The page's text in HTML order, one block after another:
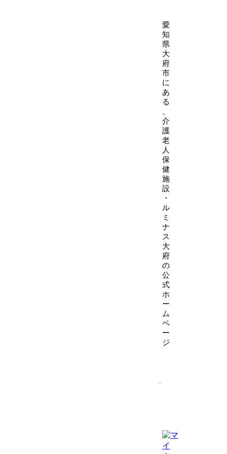
愛
知
県
大
府
市
に
あ
る
介
護
老
人
保
健
施
設
・
ル
ミ
ナ
ス
大
府
の
公
式
ホ
ー
ム
ペ
ー
ジ